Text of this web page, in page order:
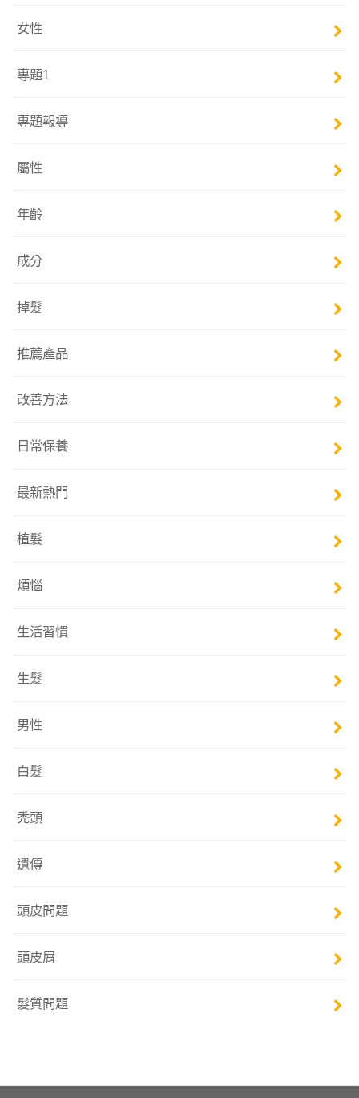
女性
專題1
專題報導
屬性
年齡
成分
掉髮
推薦產品
改善方法
日常保養
最新熱門
植髮
煩惱
生活習慣
生髮
男性
白髮
禿頭
遺傳
頭皮問題
頭皮屑
髮質問題